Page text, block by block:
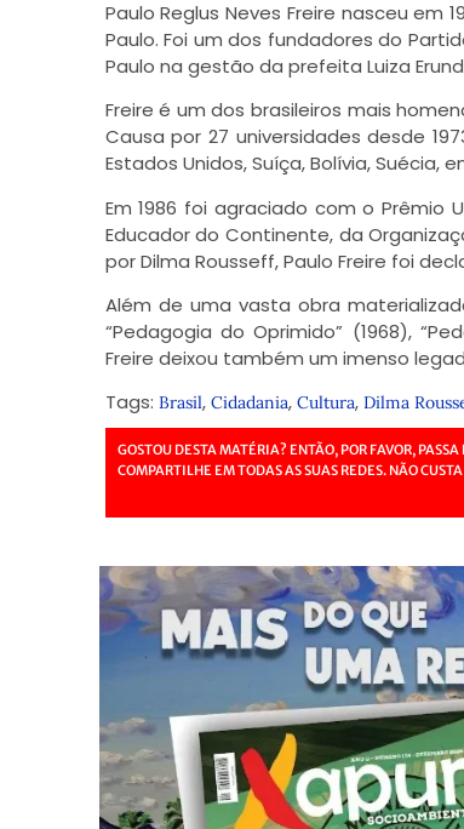
Paulo Reglus Neves Freire nasceu em
Paulo. Foi um dos fundadores do
Paulo na gestão da prefeita Luiza
Freire é um dos brasileiros mais
Causa por 27 universidades desde
Estados Unidos, Suíça, Bolívia, Suécia,
Em 1986 foi agraciado com o Prêmio
Educador do Continente, da
por Dilma Rousseff, Paulo Freire foi
Além de uma vasta obra
“Pedagogia do Oprimido” (1968),
Freire deixou também um imenso
Tags: Brasil, Cidadania, Cultura, Dilma
GOSTOU DESTA MATÉRIA? ENTÃO, POR FAVOR, PASSA
COMPARTILHE EM TODAS AS SUAS REDES. NÃO